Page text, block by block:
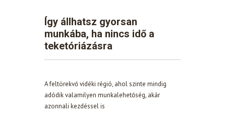
Így állhatsz gyorsan
munkába, ha nincs idő a
teketóriázásra
A feltörekvő vidéki régió, ahol szinte mindig
adódik valamilyen munkalehetőség, akár
azonnali kezdéssel is